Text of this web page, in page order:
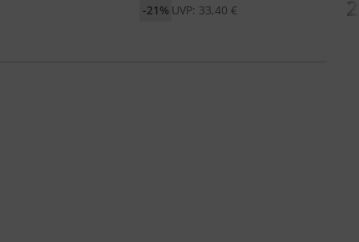
UVP: 33,40 €
-21%